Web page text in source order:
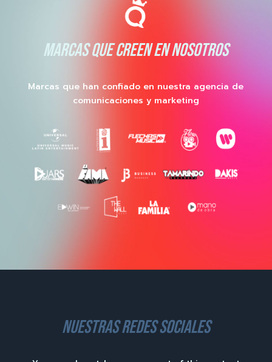
MARCAS QUE CREEN EN NOSOTROS
Marcas que han confiado en nuestra agencia de
comunicaciones y marketing
nuestras redes sociales